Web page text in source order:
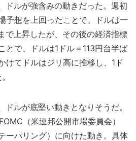
ドルが強含みの動きだった。週初
予想を上回ったことで、ドルは一
で上昇したが、その後の経済指標
とで、ドルは1ドル＝113円台半ば
けてドルはジリ高に推移し、1ド
ルが底堅い動きとなりそうだ。
（米連邦公開市場委員会）
ーパリング）に向けた動き。具体